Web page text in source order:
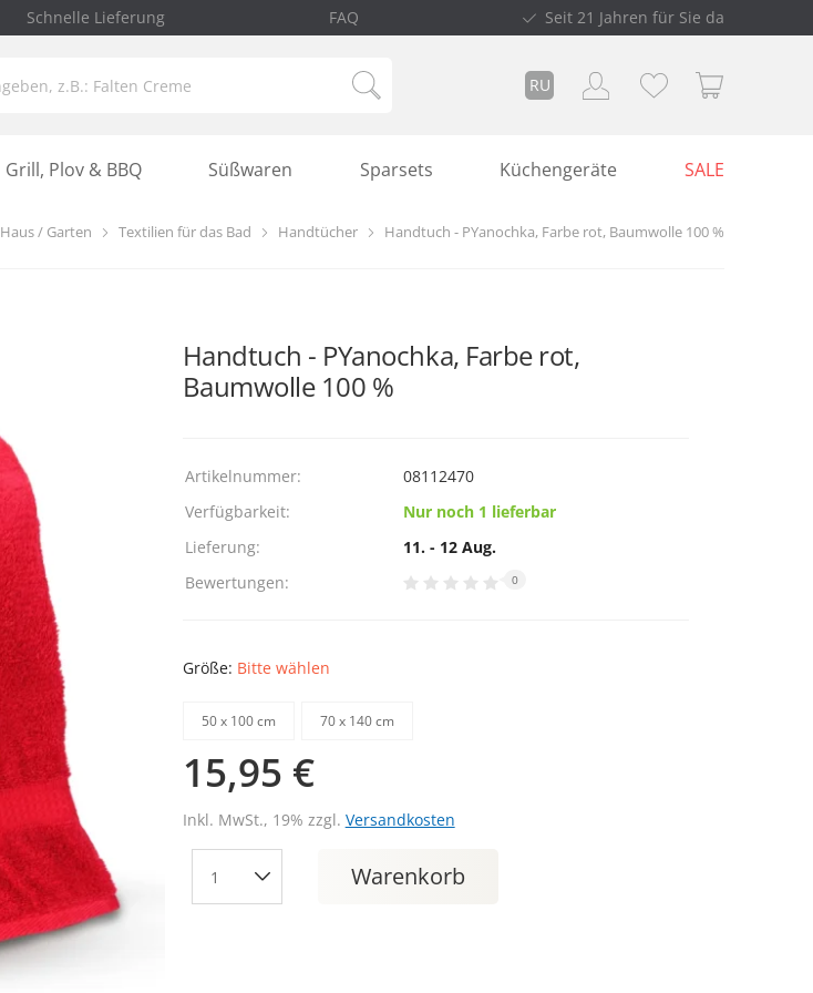
Schnelle Lieferung FAQ Seit 21 Jahren für Sie da
RU
Grill, Plov & BBQ Süßwaren Sparsets Küchengeräte SALE
Haus / Garten Textilien für das Bad Handtücher Handtuch - PYanochka, Farbe rot, Baumwolle 100 %
Handtuch - PYanochka, Farbe rot,
Baumwolle 100 %
Artikelnummer:
08112470
Verfügbarkeit:
Nur noch 1 lieferbar
Lieferung:
11. - 12 Aug.
Bewertungen:
0
Größe: Bitte wählen
50 х 100 cm 70 х 140 cm
15,95 €
Inkl. MwSt., 19% zzgl. Versandkosten
Warenkorb